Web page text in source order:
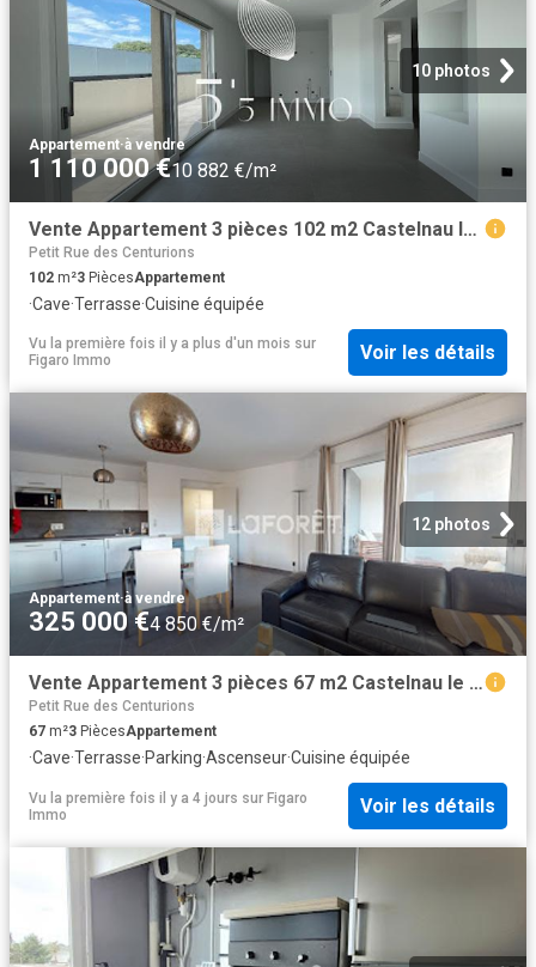
10 photos
Appartement·à vendre
1 110 000 €10 882 €/m²
Vente Appartement 3 pièces 102 m2 Castelnau le Lez
Petit Rue des Centurions
102 m²3 PiècesAppartement
·Cave·Terrasse·Cuisine équipée
Vu la première fois il y a plus d'un mois sur
Figaro Immo
Voir les détails
12 photos
Appartement·à vendre
325 000 €4 850 €/m²
Vente Appartement 3 pièces 67 m2 Castelnau le Lez
Petit Rue des Centurions
67 m²3 PiècesAppartement
·Cave·Terrasse·Parking·Ascenseur·Cuisine équipée
Vu la première fois il y a 4 jours sur Figaro
Immo
Voir les détails